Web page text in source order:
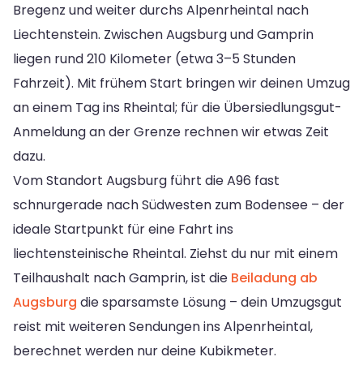
Bregenz und weiter durchs Alpenrheintal nach
Liechtenstein. Zwischen Augsburg und Gamprin
liegen rund 210 Kilometer (etwa 3–5 Stunden
Fahrzeit). Mit frühem Start bringen wir deinen Umzug
an einem Tag ins Rheintal; für die Übersiedlungsgut-
Anmeldung an der Grenze rechnen wir etwas Zeit
dazu.
Vom Standort Augsburg führt die A96 fast
schnurgerade nach Südwesten zum Bodensee – der
ideale Startpunkt für eine Fahrt ins
liechtensteinische Rheintal. Ziehst du nur mit einem
Teilhaushalt nach Gamprin, ist die Beiladung ab
Augsburg die sparsamste Lösung – dein Umzugsgut
reist mit weiteren Sendungen ins Alpenrheintal,
berechnet werden nur deine Kubikmeter.